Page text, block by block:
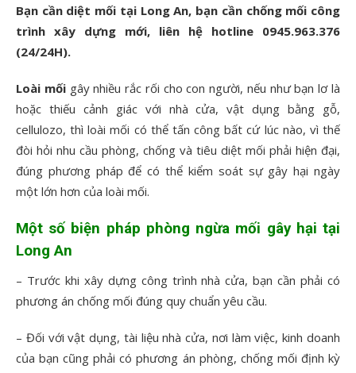
Bạn cần diệt mối tại Long An, bạn cần chống mối công
trình xây dựng mới, liên hệ hotline 0945.963.376
(24/24H).
Loài mối gây nhiều rắc rối cho con người, nếu như bạn lơ là
hoặc thiếu cảnh giác với nhà cửa, vật dụng bằng gỗ,
cellulozo, thì loài mối có thể tấn công bất cứ lúc nào, vì thế
đòi hỏi nhu cầu phòng, chống và tiêu diệt mối phải hiện đại,
đúng phương pháp để có thể kiểm soát sự gây hại ngày
một lớn hơn của loài mối.
Một số biện pháp phòng ngừa mối gây hại tại
Long An
– Trước khi xây dựng công trình nhà cửa, bạn cần phải có
phương án chống mối đúng quy chuẩn yêu cầu.
– Đối với vật dụng, tài liệu nhà cửa, nơi làm việc, kinh doanh
của bạn cũng phải có phương án phòng, chống mối định kỳ